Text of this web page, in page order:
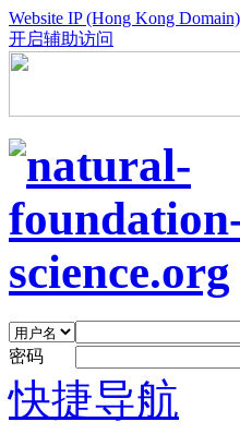
Website IP (Hong Kong
开启辅助访问
密码
快捷导航